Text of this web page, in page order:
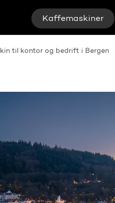
Kaffemaskiner
til kontor og bedrift i Bergen